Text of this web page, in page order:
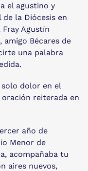
el agustino y
la Diócesis en
Agustín
amigo Bécares de
una palabra
dolor en el
reiterada en
año de
Menor de
acompañaba tu
aires nuevos,